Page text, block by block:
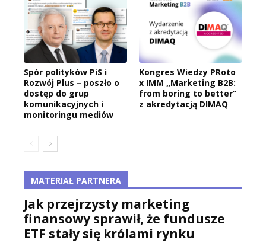
Spór polityków PiS i
Rozwój Plus – poszło o
dostęp do grup
komunikacyjnych i
monitoringu mediów
Kongres Wiedzy PRoto
x IMM „Marketing B2B:
from boring to better”
z akredytacją DIMAQ
MATERIAŁ PARTNERA
Jak przejrzysty marketing
finansowy sprawił, że fundusze
ETF stały się królami rynku